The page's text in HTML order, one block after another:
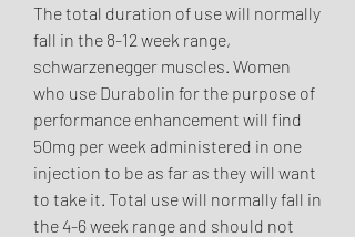
The total duration of use will normally
fall in the 8-12 week range,
schwarzenegger muscles. Women
who use Durabolin for the purpose of
performance enhancement will find
50mg per week administered in one
injection to be as far as they will want
to take it. Total use will normally fall in
the 4-6 week range and should not